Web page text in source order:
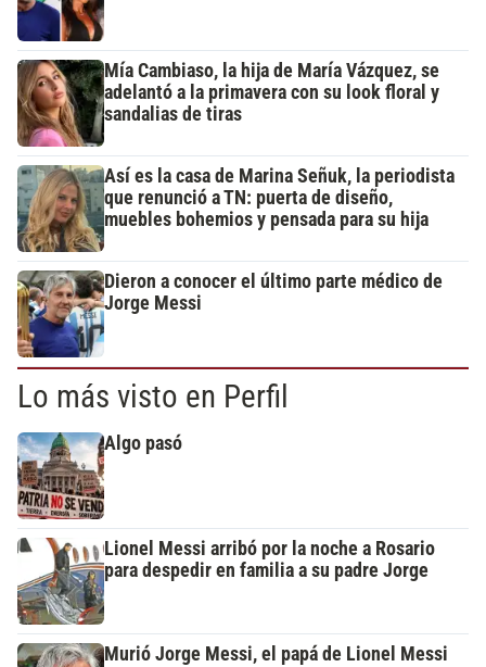
Mía Cambiaso, la hija de María Vázquez, se
adelantó a la primavera con su look floral y
sandalias de tiras
Así es la casa de Marina Señuk, la periodista
que renunció a TN: puerta de diseño,
muebles bohemios y pensada para su hija
Dieron a conocer el último parte médico de
Jorge Messi
Lo más visto en Perfil
Algo pasó
Lionel Messi arribó por la noche a Rosario
para despedir en familia a su padre Jorge
Murió Jorge Messi, el papá de Lionel Messi